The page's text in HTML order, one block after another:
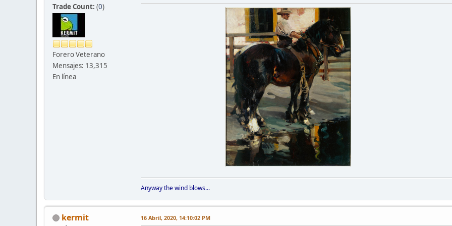
Trade Count: (0)
Forero Veterano
Mensajes: 13,315
En línea
Anyway the wind blows...
kermit 16 Abril, 2020, 14:10:02 PM